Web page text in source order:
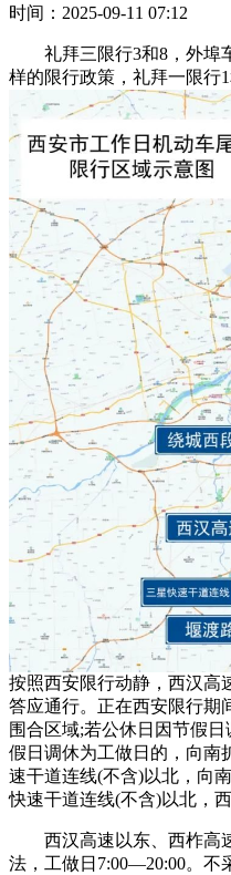
时间：2025-09-11 07:12
礼拜三限行3和8，外埠
样的限行政策，礼拜一限行
按照西安限行动静，西汉高
答应通行。正在西安限行期
围合区域;若公休日因节假
假日调休为工做日的，向南
速干道连线(不含)以北，向
快速干道连线(不含)以北，
西汉高速以东、西柞高
法，工做日7:00—20:00。不